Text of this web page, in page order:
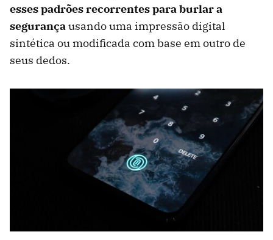
esses padrões recorrentes para burlar a
segurançausando uma impressão digital
sintética ou modificada com base em outro de
seus dedos.